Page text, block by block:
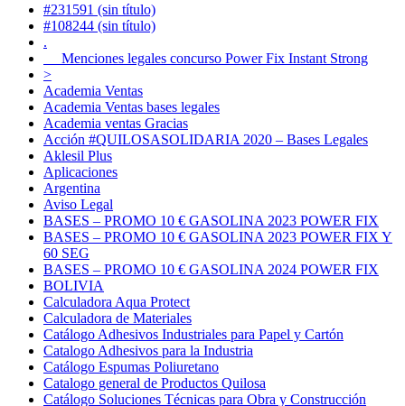
#231591 (sin título)
#108244 (sin título)
.
Menciones legales concurso Power Fix Instant Strong
>
Academia Ventas
Academia Ventas bases legales
Academia ventas Gracias
Acción #QUILOSASOLIDARIA 2020 – Bases Legales
Aklesil Plus
Aplicaciones
Argentina
Aviso Legal
BASES – PROMO 10 € GASOLINA 2023 POWER FIX
BASES – PROMO 10 € GASOLINA 2023 POWER FIX Y
60 SEG
BASES – PROMO 10 € GASOLINA 2024 POWER FIX
BOLIVIA
Calculadora Aqua Protect
Calculadora de Materiales
Catálogo Adhesivos Industriales para Papel y Cartón
Catalogo Adhesivos para la Industria
Catálogo Espumas Poliuretano
Catalogo general de Productos Quilosa
Catálogo Soluciones Técnicas para Obra y Construcción